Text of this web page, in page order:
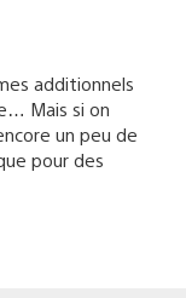
additionnels
Mais si on
un peu de
pour des